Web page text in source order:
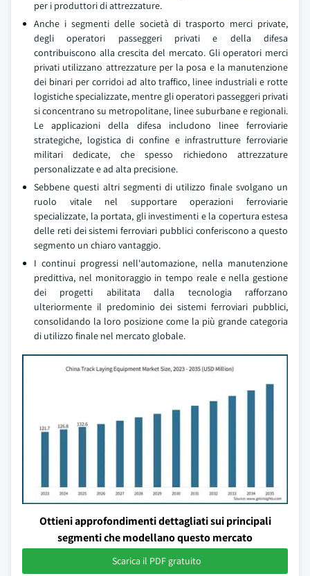
per i produttori di attrezzature.
Anche i segmenti delle società di trasporto merci private,
degli operatori passeggeri privati e della difesa
contribuiscono alla crescita del mercato. Gli operatori merci
privati utilizzano attrezzature per la posa e la manutenzione
dei binari per corridoi ad alto traffico, linee industriali e rotte
logistiche specializzate, mentre gli operatori passeggeri privati
si concentrano su metropolitane, linee suburbane e regionali.
Le applicazioni della difesa includono linee ferroviarie
strategiche, logistica di confine e infrastrutture ferroviarie
militari dedicate, che spesso richiedono attrezzature
personalizzate e ad alta precisione.
Sebbene questi altri segmenti di utilizzo finale svolgano un
ruolo vitale nel supportare operazioni ferroviarie
specializzate, la portata, gli investimenti e la copertura estesa
delle reti dei sistemi ferroviari pubblici conferiscono a questo
segmento un chiaro vantaggio.
I continui progressi nell'automazione, nella manutenzione
predittiva, nel monitoraggio in tempo reale e nella gestione
dei progetti abilitata dalla tecnologia rafforzano
ulteriormente il predominio dei sistemi ferroviari pubblici,
consolidando la loro posizione come la più grande categoria
di utilizzo finale nel mercato globale.
Ottieni approfondimenti dettagliati sui principali
segmenti che modellano questo mercato
Scarica il PDF gratuito